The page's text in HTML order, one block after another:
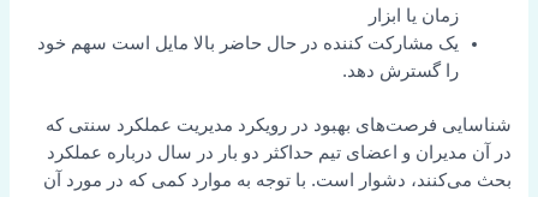
زمان یا ابزار
یک مشارکت کننده در حال حاضر بالا مایل است سهم خود
را گسترش دهد.
شناسایی فرصت‌های بهبود در رویکرد مدیریت عملکرد سنتی که
در آن مدیران و اعضای تیم حداکثر دو بار در سال درباره عملکرد
بحث می‌کنند، دشوار است. با توجه به موارد کمی که در مورد آن